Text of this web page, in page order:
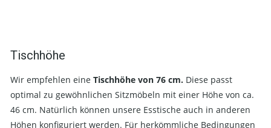
Tischhöhe
Wir empfehlen eine Tischhöhe von 76 cm. Diese passt
optimal zu gewöhnlichen Sitzmöbeln mit einer Höhe von ca.
46 cm. Natürlich können unsere Esstische auch in anderen
Höhen konfiguriert werden. Für herkömmliche Bedingungen